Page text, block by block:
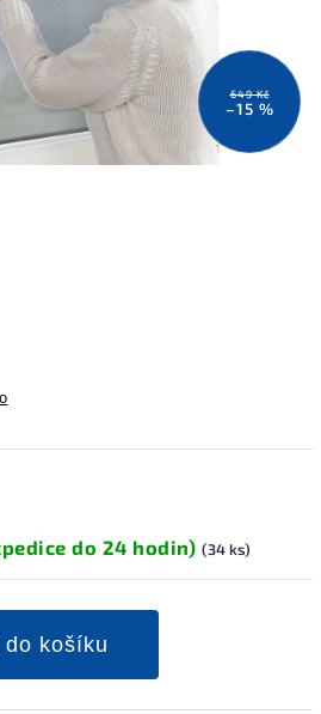
649 Kč
–15 %
do 24 hodin) (34 ks)
do košíku